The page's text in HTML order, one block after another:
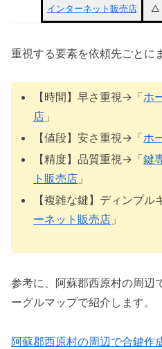
インターネット販売店 △
重視する要素を依頼先ごとに
【時間】早さ重視→「ホ
店 」
【値段】安さ重視→「ホ
【精度】品質重視→「鍵
ト販売店 」
【複雑な鍵】ディンプ
ーネット販売店 」
参考に、阿蘇郡西原村の周辺
ーグルマップで紹介します。
阿蘇郡西原村の周辺で合鍵作